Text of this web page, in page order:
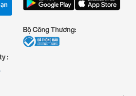
:
Bộ Công Thương: